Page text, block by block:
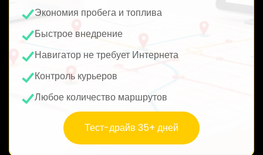
Экономия пробега и топлива
Быстрое внедрение
Навигатор не требует Интернета
Контроль курьеров
Любое количество маршрутов
Тест-драйв 35+ дней